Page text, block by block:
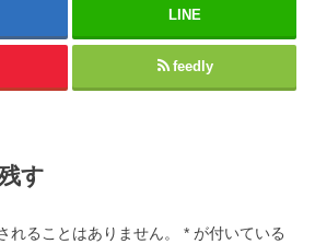
LINE
feedly
す
れることはありません。 * が付いている